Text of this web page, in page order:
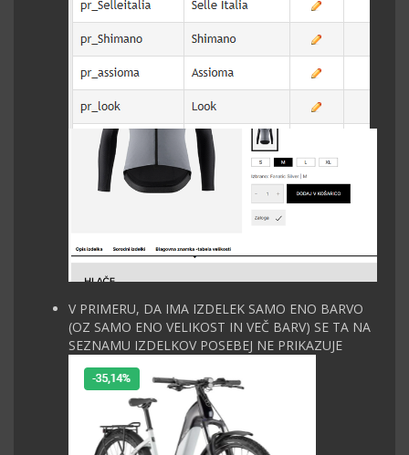
V PRIMERU, DA IMA IZDELEK SAMO ENO BARVO
(OZ SAMO ENO VELIKOST IN VEČ BARV) SE TA NA
SEZNAMU IZDELKOV POSEBEJ NE PRIKAZUJE